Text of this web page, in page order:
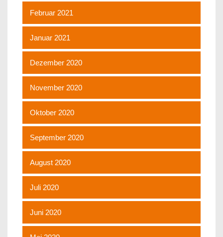
Februar 2021
Januar 2021
Dezember 2020
November 2020
Oktober 2020
September 2020
August 2020
Juli 2020
Juni 2020